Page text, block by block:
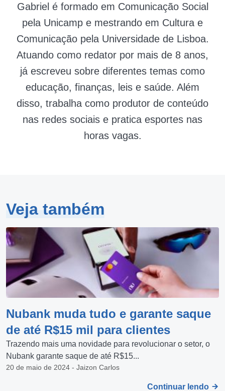
Gabriel é formado em Comunicação Social
pela Unicamp e mestrando em Cultura e
Comunicação pela Universidade de Lisboa.
Atuando como redator por mais de 8 anos,
já escreveu sobre diferentes temas como
educação, finanças, leis e saúde. Além
disso, trabalha como produtor de conteúdo
nas redes sociais e pratica esportes nas
horas vagas.
Veja também
Nubank muda tudo e garante saque
de até R$15 mil para clientes
Trazendo mais uma novidade para revolucionar o setor, o
Nubank garante saque de até R$15...
20 de maio de 2024 - Jaizon Carlos
Continuar lendo